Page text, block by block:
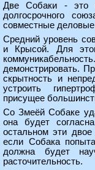
Две Собаки - это
долгосрочного
совместные
Средний уровень
и Крысой. Для
демонстрировать.
скрытность и
устроить
присущее
Со Змеёй Собаке
она будет
остальном эти
если Собака
должна будет
расточительность.